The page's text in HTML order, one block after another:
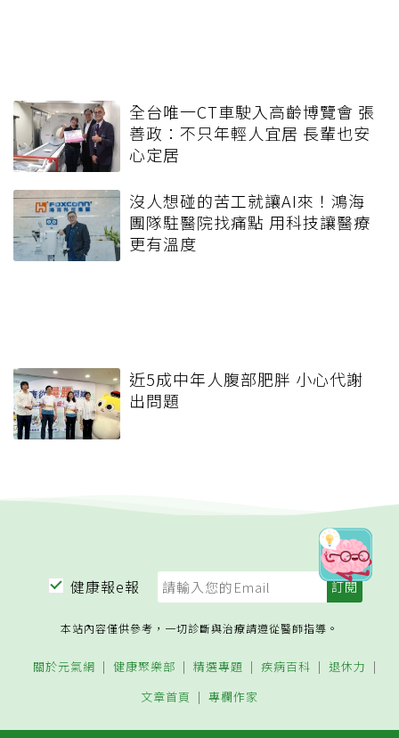
全台唯一CT車駛入高齡博覽會 張
善政：不只年輕人宜居 長輩也安
心定居
沒人想碰的苦工就讓AI來！鴻海
團隊駐醫院找痛點 用科技讓醫療
更有溫度
近5成中年人腹部肥胖 小心代謝
出問題
健康報e報
本站內容僅供參考，一切診斷與治療請遵從醫師指導。
關於元氣網 健康聚樂部 精選專題 疾病百科
退休力
文章首頁
專欄作家